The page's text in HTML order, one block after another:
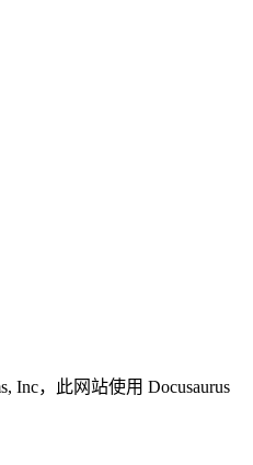
Inc，此网站使用 Docusaurus